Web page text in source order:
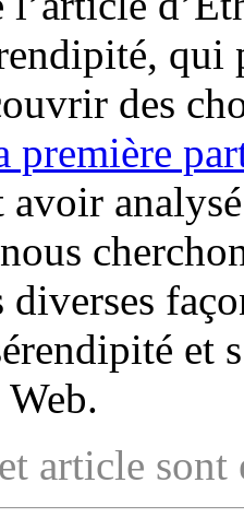
des
première
avoir
et
article sont